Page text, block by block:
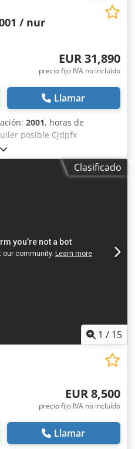
/ nur
EUR 31,890
precio fijo IVA no incluído
Llamar
2001, horas de
posible Cjdpfx
= Póngase en contacto
más información.
Clasificado
1 / 15
EUR 8,500
precio fijo IVA no incluído
Llamar